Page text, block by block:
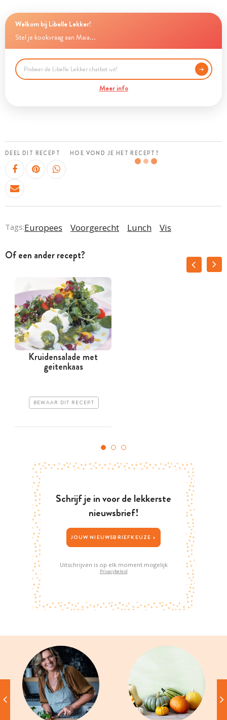
Welkom bij Libelle Lekker!
Stel je kookvraag aan Maia...
Meer info
DEEL DIT RECEPT HOE VOND JE HET RECEPT?
Tags:Europees Voorgerecht Lunch Vis
Of een ander recept?
Kruidensalade met
geitenkaas
BEWAAR DIT RECEPT
Schrijf je in voor de lekkerste
nieuwsbrief!
JOUW NIEUWSBRIEFKEUZE >
Uitschrijven is op elk moment mogelijk
Privacybeleid